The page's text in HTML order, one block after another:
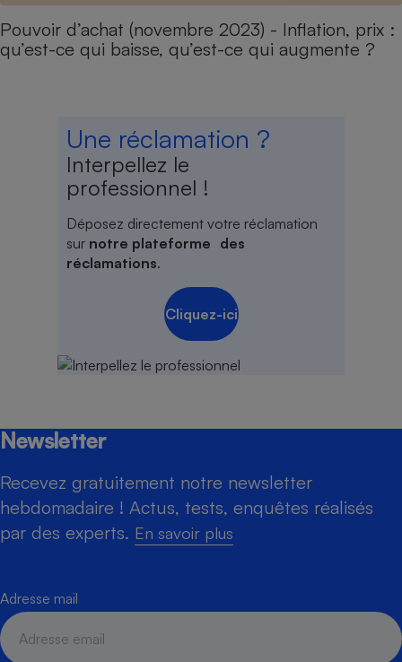
Pouvoir d’achat (novembre 2023) - Inflation, prix :
qu’est-ce qui baisse, qu’est-ce qui augmente ?
Une réclamation ?
Interpellez le
professionnel !
Déposez directement votre réclamation
sur notre plateforme des
réclamations.
Cliquez-ici
Newsletter
Recevez gratuitement notre newsletter
hebdomadaire ! Actus, tests, enquêtes réalisés
par des experts. En savoir plus
Adresse mail